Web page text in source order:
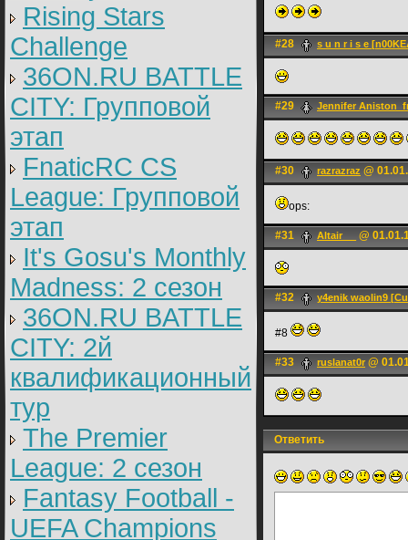
Rising Stars
Challenge
36ON.RU BATTLE
CITY: Групповой
этап
FnaticRC CS
League: Групповой
этап
It's Gosu's Monthly
Madness: 2 сезон
36ON.RU BATTLE
CITY: 2й
квалификационный
тур
The Premier
League: 2 cезон
Fantasy Football -
UEFA Champions
#28 s u n r i s e
#29 Jennifer
#30 razrazraz @
ops:
#31 Altair __ @
#32 y4enik waolin9
#8
#33 ruslanat0r @
Ответить